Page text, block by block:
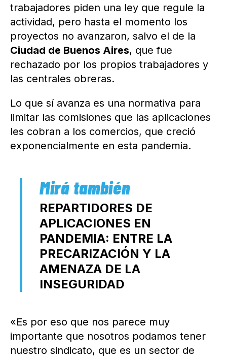
trabajadores piden una ley que regule la
actividad, pero hasta el momento los
proyectos no avanzaron, salvo el de la
Ciudad de Buenos Aires, que fue
rechazado por los propios trabajadores y
las centrales obreras.
Lo que sí avanza es una normativa para
limitar las comisiones que las aplicaciones
les cobran a los comercios, que creció
exponencialmente en esta pandemia.
REPARTIDORES DE
APLICACIONES EN
PANDEMIA: ENTRE LA
PRECARIZACIÓN Y LA
AMENAZA DE LA
INSEGURIDAD
«Es por eso que nos parece muy
importante que nosotros podamos tener
nuestro sindicato, que es un sector de